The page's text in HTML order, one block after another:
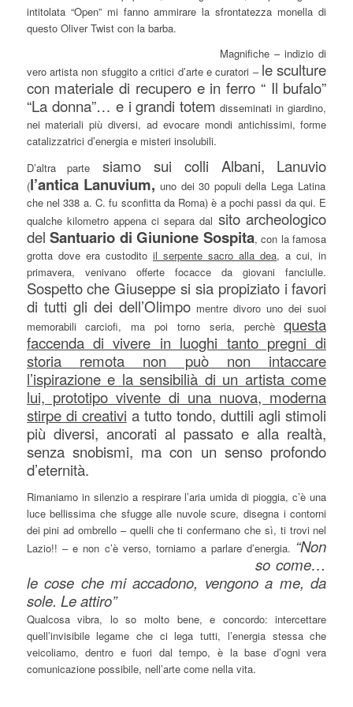
intitolata “Open” mi fanno ammirare la sfrontatezza monella di
questo Oliver Twist con la barba.
Magnifiche – indizio di
vero artista non sfuggito a critici d’arte e curatori – le sculture
con materiale di recupero e in ferro “ Il bufalo”
“La donna”… e i grandi totem disseminati in giardino,
nei materiali più diversi, ad evocare mondi antichissimi, forme
catalizzatrici d’energia e misteri insolubili.
D’altra parte
siamo sui colli Albani, Lanuvio
(l’antica Lanuvium, uno dei 30 populi della Lega Latina
che nel 338 a. C. fu sconfitta da Roma) è a pochi passi da qui. E
qualche kilometro appena ci separa dal sito archeologico
delSantuario di Giunione Sospita, con la famosa
grotta dove era custodito il serpente sacro alla dea, a cui, in
primavera, venivano offerte focacce da giovani fanciulle.
Sospetto che Giuseppe si sia propiziato i favori
di tutti gli dei dell’Olimpomentre divoro uno dei suoi
memorabili carciofi, ma poi torno seria, perchèquesta
faccenda di vivere in luoghi tanto pregni di
storia remota non può non intaccare
l’ispirazione e la sensibilià di un artista come
lui, prototipo vivente di una nuova, moderna
stirpe di creativi a tutto tondo, duttili agli stimoli
più diversi, ancorati al passato e alla realtà,
senza snobismi, ma con un senso profondo
d’eternità.
Rimaniamo in silenzio a respirare l’aria umida di pioggia, c’è una
luce bellissima che sfugge alle nuvole scure, disegna i contorni
dei pini ad ombrello – quelli che ti confermano che sì, ti trovi nel
Lazio!! – e non c’è verso, torniamo a parlare d’energia. “Non
so come…
le cose che mi accadono, vengono a me, da
sole. Le attiro”
Qualcosa vibra, lo so molto bene, e concordo: intercettare
quell’invisibile legame che ci lega tutti, l’energia stessa che
veicoliamo, dentro e fuori dal tempo, è la base d’ogni vera
comunicazione possibile, nell’arte come nella vita.